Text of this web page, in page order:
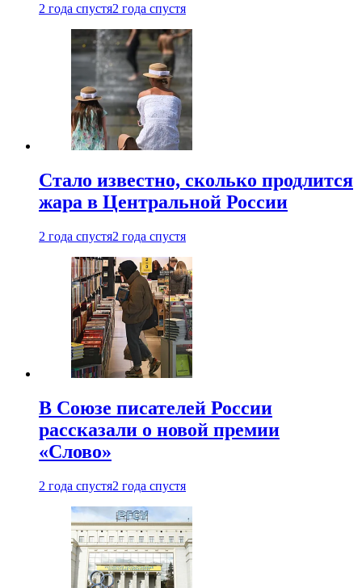
2 года спустя2 года спустя
Стало известно, сколько продлится
жара в Центральной России
2 года спустя2 года спустя
В Союзе писателей России
рассказали о новой премии
«Слово»
2 года спустя2 года спустя